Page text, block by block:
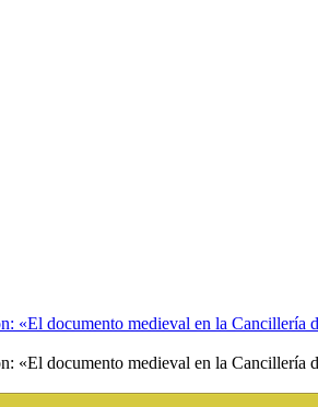
«El documento medieval en la Cancillería
«El documento medieval en la Cancillería